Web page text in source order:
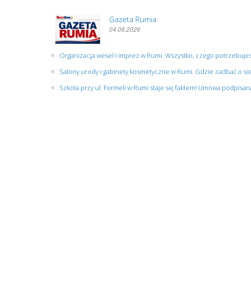
Gazeta Rumia
04.08.2026
Organizacja wesel i imprez w Rumi. Wszystko, czego
Salony urody i gabinety kosmetyczne w Rumi. Gdzie zadbać o
Szkoła przy ul. Formeli w Rumi staje się faktem! Umowa